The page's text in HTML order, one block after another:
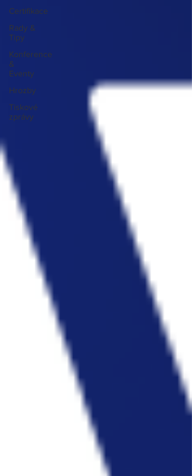
Certifikace
Rady &
Tipy
Konference
&
Eventy
Hrozby
Tiskové
zprávy